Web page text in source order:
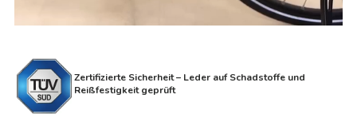
Zertifizierte Sicherheit – Leder auf Schadstoffe und
Reißfestigkeit geprüft